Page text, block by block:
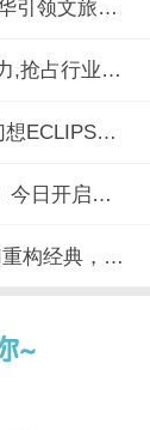
电竞跨界融合新标杆 虎牙HYPER嘉年华引领文旅产业新潮流
优友互动以人才为核凝聚 AI 游戏向心力,抢占行业变革制高点
《东方Project》公认二次创作《东方幻想ECLIPSE》7月23日正式上市
最高50元微信红包掉不停！《远征OL》今日开启美食节新区「玉脍」！
游戏不再是年轻人专属！优友互动用AI重构经典，全民都能玩